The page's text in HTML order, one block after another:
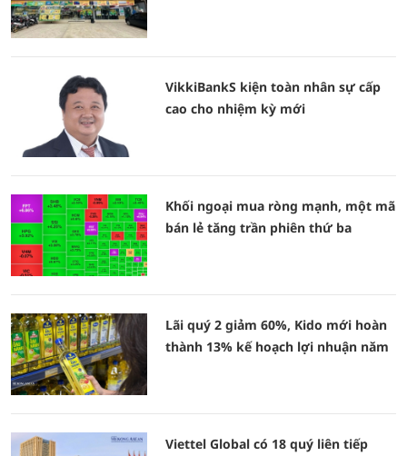
VikkiBankS kiện toàn nhân sự cấp
cao cho nhiệm kỳ mới
Khối ngoại mua ròng mạnh, một mã
bán lẻ tăng trần phiên thứ ba
Lãi quý 2 giảm 60%, Kido mới hoàn
thành 13% kế hoạch lợi nhuận năm
Viettel Global có 18 quý liên tiếp